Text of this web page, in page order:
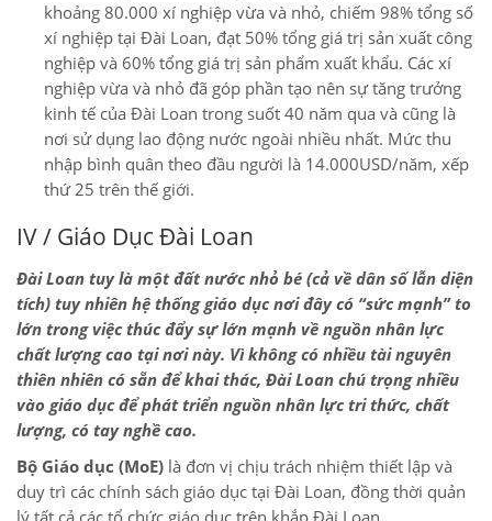
khoảng 80.000 xí nghiệp vừa và nhỏ, chiếm 98% tổng số
xí nghiệp tại Đài Loan, đạt 50% tổng giá trị sản xuất công
nghiệp và 60% tổng giá trị sản phẩm xuất khẩu. Các xí
nghiệp vừa và nhỏ đã góp phần tạo nên sự tăng trưởng
kinh tế của Đài Loan trong suốt 40 năm qua và cũng là
nơi sử dụng lao động nước ngoài nhiều nhất. Mức thu
nhập bình quân theo đầu người là 14.000USD/năm, xếp
thứ 25 trên thế giới.
IV / Giáo Dục Đài Loan
Đài Loan tuy là một đất nước nhỏ bé (cả về dân số lẫn diện
tích) tuy nhiên hệ thống giáo dục nơi đây có “sức mạnh” to
lớn trong việc thúc đẩy sự lớn mạnh về nguồn nhân lực
chất lượng cao tại nơi này. Vì không có nhiều tài nguyên
thiên nhiên có sẵn để khai thác, Đài Loan chú trọng nhiều
vào giáo dục để phát triển nguồn nhân lực tri thức, chất
lượng, có tay nghề cao.
Bộ Giáo dục (MoE) là đơn vị chịu trách nhiệm thiết lập và
duy trì các chính sách giáo dục tại Đài Loan, đồng thời quản